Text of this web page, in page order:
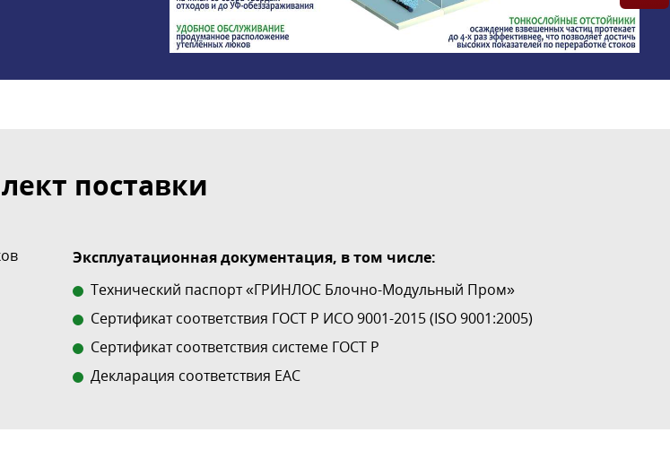
поставки
Эксплуатационная документация, в том числе:
Технический паспорт «ГРИНЛОС Блочно-Модульный Пром»
Сертификат соответствия ГОСТ Р ИСО 9001-2015 (ISO 9001:2005)
Сертификат соответствия системе ГОСТ Р
Декларация соответствия EAC